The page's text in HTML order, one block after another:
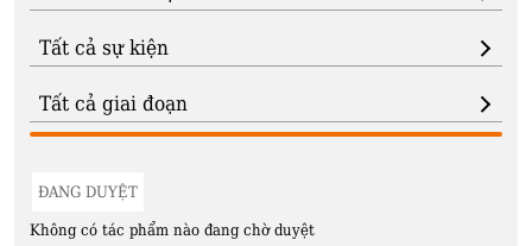
ĐANG DUYỆT
Không có tác phẩm nào đang chờ duyệt